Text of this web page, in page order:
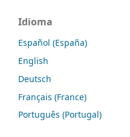
Idioma
Español (España)
English
Deutsch
Français (France)
Português (Portugal)